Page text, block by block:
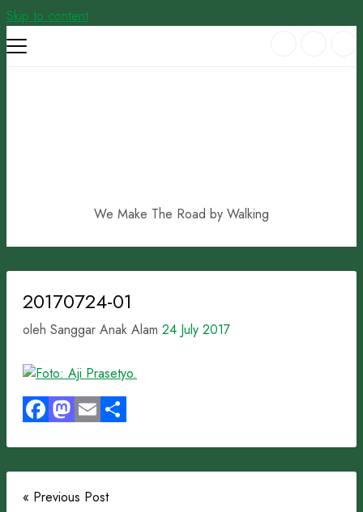
Skip to content
We Make The Road by Walking
20170724-01
oleh Sanggar Anak Alam 24 July 2017
« Previous Post